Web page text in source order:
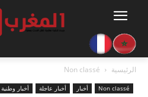
الرئيسية Non classé
Non classé أخبار أخبار عاجلة أخبار وطنية